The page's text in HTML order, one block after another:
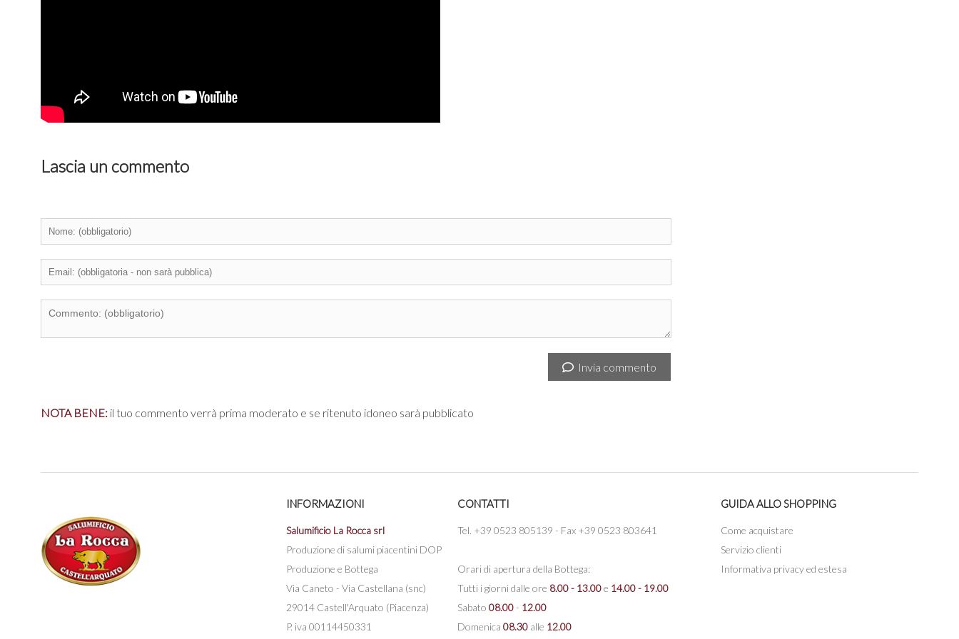
Lascia un commento
Invia commento
NOTA BENE: il tuo commento verrà prima moderato e se ritenuto idoneo sarà pubblicato
INFORMAZIONI
Salumificio La Rocca srl
Produzione di salumi piacentini DOP
Produzione e Bottega
Via Caneto - Via Castellana (snc)
29014 Castell'Arquato (Piacenza)
P. iva 00114450331
CONTATTI
Tel. +39 0523 805139 - Fax +39 0523 803641
Orari di apertura della Bottega:
Tutti i giorni dalle ore 8.00 - 13.00e 14.00 - 19.00
Sabato08.00- 12.00
Domenica08.30 alle 12.00
GUIDA ALLO SHOPPING
Come acquistare
Servizio clienti
Informativa privacy ed estesa